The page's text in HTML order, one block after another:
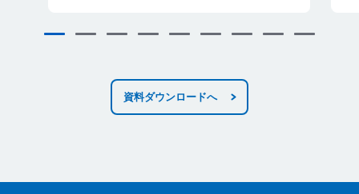
資料ダウンロードへ